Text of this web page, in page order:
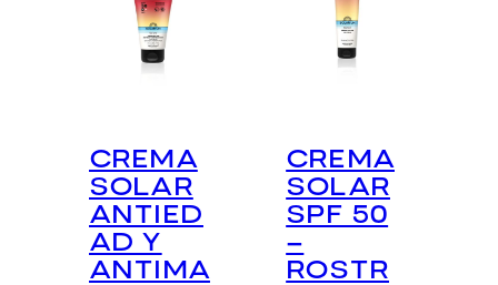
CREMA
SOLAR
ANTIED
AD Y
ANTIMA
CREMA
SOLAR
SPF 50
–
ROSTR